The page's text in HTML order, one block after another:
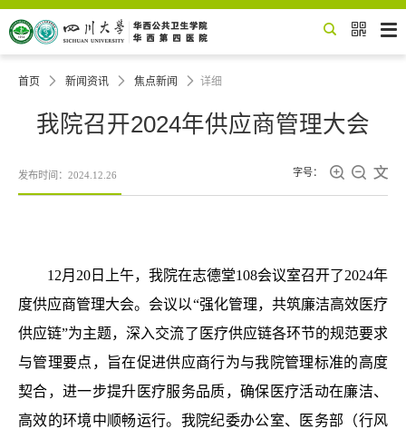
 
首页  新闻资讯  焦点新闻  详细
我院召开2024年供应商管理大会
发布时间：2024.12.26 字号：   
12月20日上午，我院在志德堂108会议室召开了2024年
度供应商管理大会。会议以“强化管理，共筑廉洁高效医疗
供应链”为主题，深入交流了医疗供应链各环节的规范要求
与管理要点，旨在促进供应商行为与我院管理标准的高度
契合，进一步提升医疗服务品质，确保医疗活动在廉洁、
高效的环境中顺畅运行。我院纪委办公室、医务部（行风